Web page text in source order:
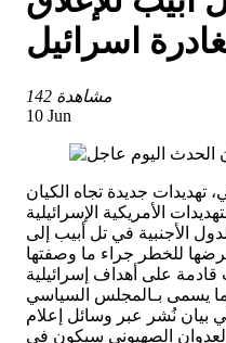
اسرائيل
142 مشاهدة
10 Jun
تهديدات جديدة تجاه الكيان
الأمريكية الإسرائيلية
الأجنبية في تل أبيب إلى
للخطر جراء ما وصفتها
يسمى بـالمجلس السياسي
بيان نُشر عبر وسائل إعلام
الصهيوني سيكون في